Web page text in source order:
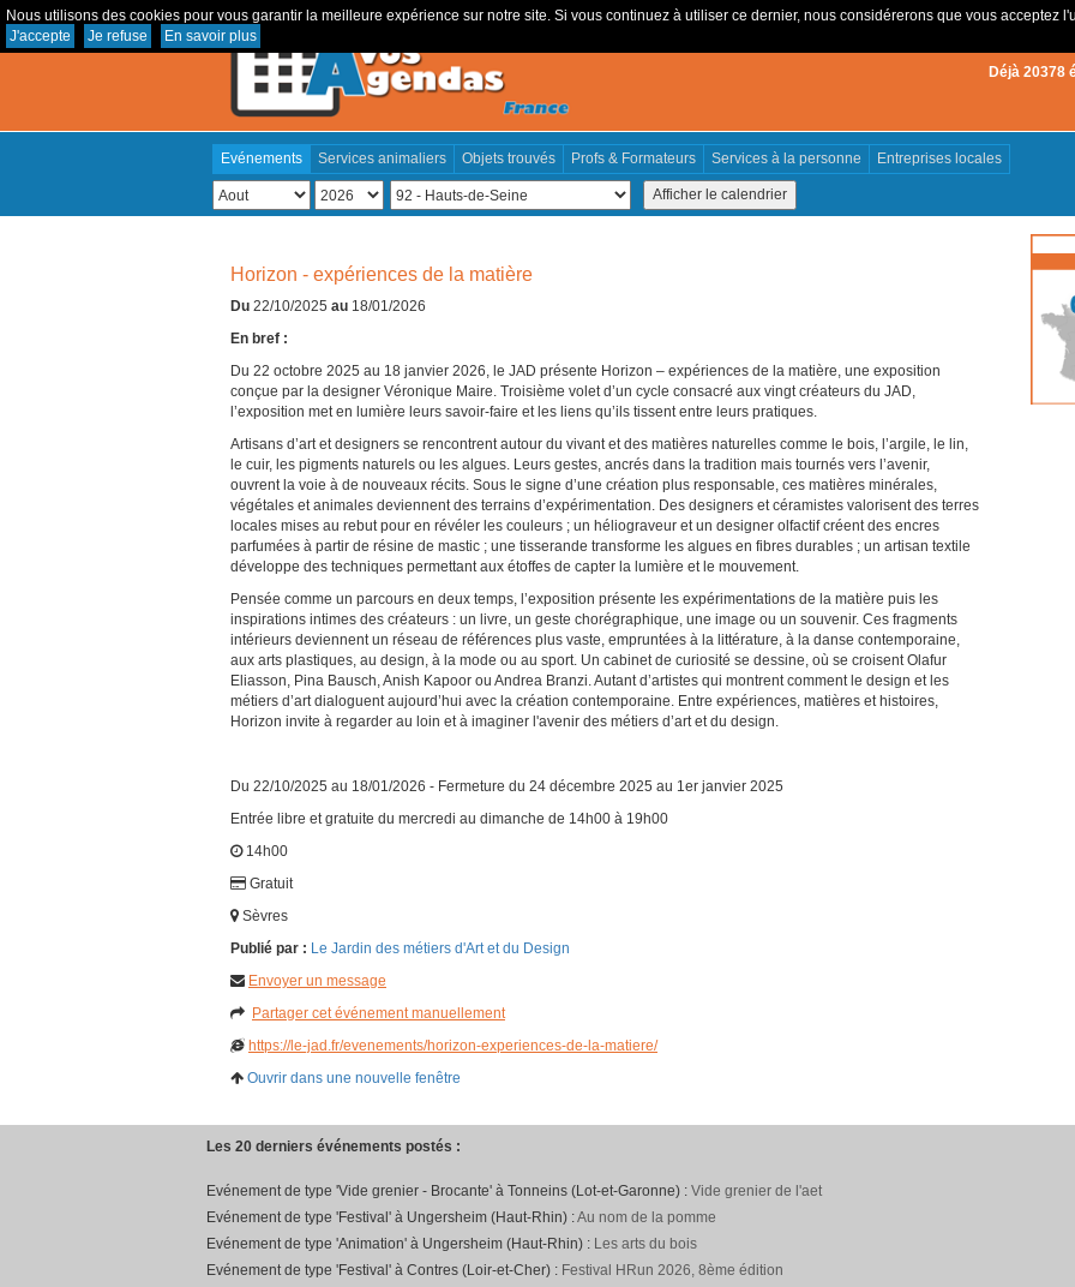
Nous utilisons des cookies pour vous garantir la meilleure expérience sur notre site. Si vous continuez à utiliser ce dernier, nous considérerons que vous acceptez
J'accepte
Je refuse En savoir plus
Déjà 20378
Evénements Services animaliers Objets trouvés Profs & Formateurs Services à la personne Entreprises locales
Horizon - expériences de la matière
Du 22/10/2025 au 18/01/2026
En bref :
Du 22 octobre 2025 au 18 janvier 2026, le JAD présente Horizon – expériences de la matière, une exposition
conçue par la designer Véronique Maire. Troisième volet d’un cycle consacré aux vingt créateurs du JAD,
l’exposition met en lumière leurs savoir-faire et les liens qu’ils tissent entre leurs pratiques.
Artisans d’art et designers se rencontrent autour du vivant et des matières naturelles comme le bois, l’argile, le lin,
le cuir, les pigments naturels ou les algues. Leurs gestes, ancrés dans la tradition mais tournés vers l’avenir,
ouvrent la voie à de nouveaux récits. Sous le signe d’une création plus responsable, ces matières minérales,
végétales et animales deviennent des terrains d’expérimentation. Des designers et céramistes valorisent des terres
locales mises au rebut pour en révéler les couleurs ; un héliograveur et un designer olfactif créent des encres
parfumées à partir de résine de mastic ; une tisserande transforme les algues en fibres durables ; un artisan textile
développe des techniques permettant aux étoffes de capter la lumière et le mouvement.
Pensée comme un parcours en deux temps, l’exposition présente les expérimentations de la matière puis les
inspirations intimes des créateurs : un livre, un geste chorégraphique, une image ou un souvenir. Ces fragments
intérieurs deviennent un réseau de références plus vaste, empruntées à la littérature, à la danse contemporaine,
aux arts plastiques, au design, à la mode ou au sport. Un cabinet de curiosité se dessine, où se croisent Olafur
Eliasson, Pina Bausch, Anish Kapoor ou Andrea Branzi. Autant d’artistes qui montrent comment le design et les
métiers d’art dialoguent aujourd’hui avec la création contemporaine. Entre expériences, matières et histoires,
Horizon invite à regarder au loin et à imaginer l'avenir des métiers d’art et du design.
Du 22/10/2025 au 18/01/2026 - Fermeture du 24 décembre 2025 au 1er janvier 2025
Entrée libre et gratuite du mercredi au dimanche de 14h00 à 19h00
14h00
Gratuit
Sèvres
Publié par : Le Jardin des métiers d'Art et du Design
Envoyer un message
Partager cet événement manuellement
https://le-jad.fr/evenements/horizon-experiences-de-la-matiere/
Ouvrir dans une nouvelle fenêtre
Les 20 derniers événements postés :
Evénement de type 'Vide grenier - Brocante' à Tonneins (Lot-et-Garonne) : Vide grenier de l'aet
Evénement de type 'Festival' à Ungersheim (Haut-Rhin) :Au nom de la pomme
Evénement de type 'Animation' à Ungersheim (Haut-Rhin) : Les arts du bois
Evénement de type 'Festival' à Contres (Loir-et-Cher) : Festival HRun 2026, 8ème édition